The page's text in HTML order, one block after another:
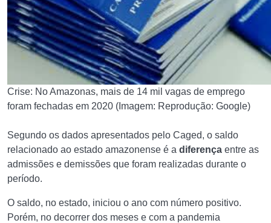
Crise: No Amazonas, mais de 14 mil vagas de emprego
foram fechadas em 2020 (Imagem: Reprodução: Google)
Segundo os dados apresentados pelo Caged, o saldo
relacionado ao estado amazonense é a diferença entre as
admissões e demissões que foram realizadas durante o
período.
O saldo, no estado, iniciou o ano com número positivo.
Porém, no decorrer dos meses e com a pandemia